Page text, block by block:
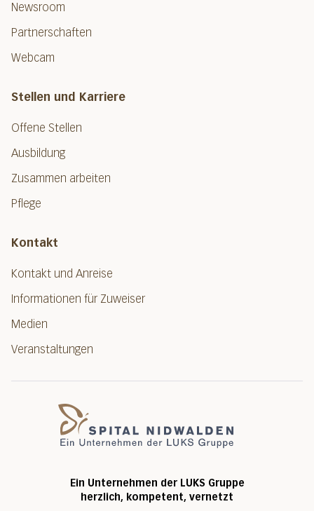
Newsroom
Partnerschaften
Webcam
Stellen und Karriere
Offene Stellen
Ausbildung
Zusammen arbeiten
Pflege
Kontakt
Kontakt und Anreise
Informationen für Zuweiser
Medien
Veranstaltungen
Ein Unternehmen der LUKS Gruppe
herzlich, kompetent, vernetzt